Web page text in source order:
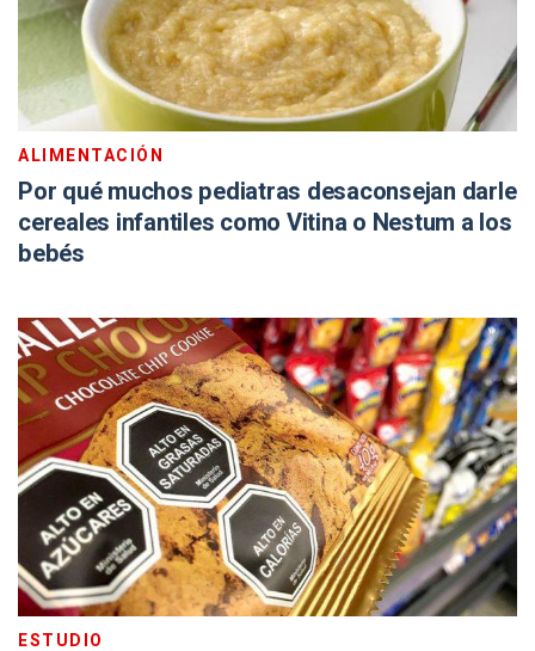
ALIMENTACIÓN
Por qué muchos pediatras desaconsejan darle
cereales infantiles como Vitina o Nestum a los
bebés
ESTUDIO